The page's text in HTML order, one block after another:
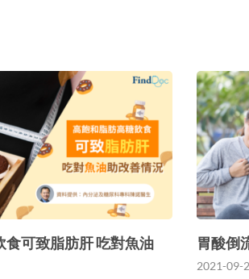
食可致脂肪肝 吃對魚油
胃酸倒
2021-09-